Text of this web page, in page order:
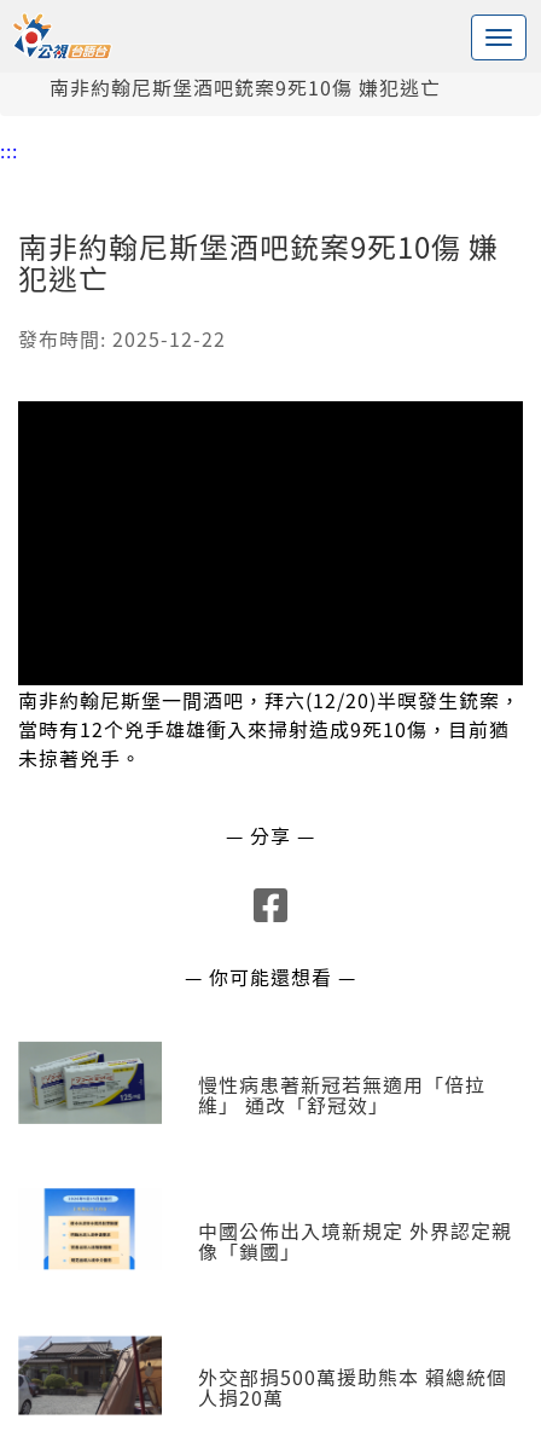
中央內容區塊
頭頁
南非約翰尼斯堡酒吧銃案9死10傷 嫌犯逃亡
:::
南非約翰尼斯堡酒吧銃案9死10傷 嫌
犯逃亡
發布時間: 2025-12-22
南非約翰尼斯堡一間酒吧，拜六(12/20)半暝發生銃案，
當時有12个兇手雄雄衝入來掃射造成9死10傷，目前猶
未掠著兇手。
— 分享 —
— 你可能還想看 —
慢性病患著新冠若無適用「倍拉
維」 通改「舒冠效」
中國公佈出入境新規定 外界認定親
像「鎖國」
外交部捐500萬援助熊本 賴總統個
人捐20萬